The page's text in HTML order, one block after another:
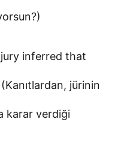
inferred that
jürinin
karar verdiği